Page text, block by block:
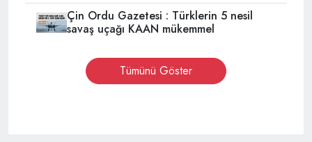
Çin Ordu Gazetesi : Türklerin 5 nesil
savaş uçağı KAAN mükemmel
Tümünü Göster